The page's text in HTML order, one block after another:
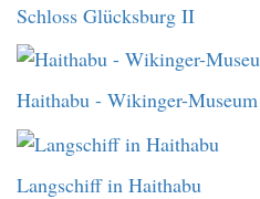
Schloss Glücksburg II
Haithabu - Wikinger-Museum
Langschiff in Haithabu